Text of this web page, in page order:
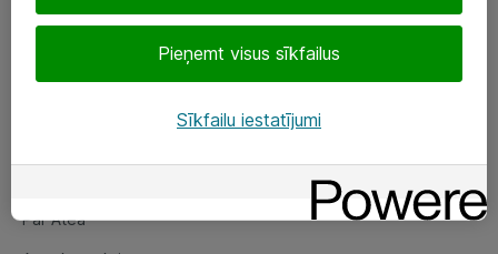
Sekojiet mums
Par Atea
Par Atea
Pieņemt visus sīkfailus
Sīkfailu iestatījumi